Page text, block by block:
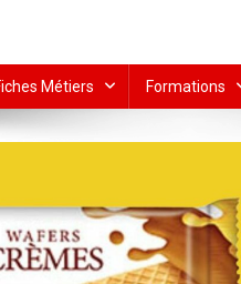
Métiers Formations